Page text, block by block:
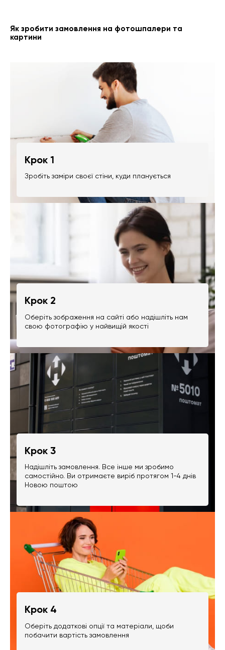
Як зробити замовлення на фотошпалери та
картини
Крок 1
Зробіть заміри своєї стіни, куди планується
Крок 2
Оберіть зображення на сайті або надішліть нам
свою фотографію у найвищій якості
Крок 3
Надішліть замовлення. Все інше ми зробимо
самостійно. Ви отримаєте виріб протягом 1-4 днів
Новою поштою
Крок 4
Оберіть додаткові опції та матеріали, щоби
побачити вартість замовлення